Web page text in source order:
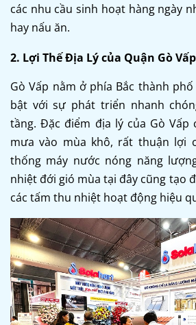
các nhu cầu sinh hoạt hàng ngày
hay nấu ăn.
2. Lợi Thế Địa Lý của Quận Gò Vấp
Gò Vấp nằm ở phía Bắc thành
bật với sự phát triển nhanh
tầng. Đặc điểm địa lý của Gò Vấp
mưa vào mùa khô, rất thuận lợi
thống máy nước nóng năng
nhiệt đới gió mùa tại đây cũng tạo
các tấm thu nhiệt hoạt động hiệu